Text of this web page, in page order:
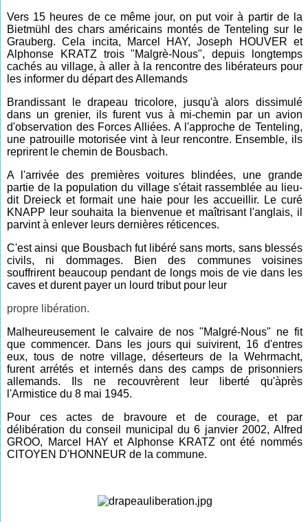
Vers 15 heures de ce même jour, on put voir à partir de la
Bietmühl des chars américains montés de Tenteling sur le
Grauberg. Cela incita, Marcel HAY, Joseph HOUVER et
Alphonse KRATZ trois "Malgrè-Nous", depuis longtemps
cachés au village, à aller à la rencontre des libérateurs pour
les informer du départ des Allemands
Brandissant le drapeau tricolore, jusqu'à alors dissimulé
dans un grenier, ils furent vus à mi-chemin par un avion
d'observation des Forces Alliées. A l'approche de Tenteling,
une patrouille motorisée vint à leur rencontre. Ensemble, ils
reprirent le chemin de Bousbach.
A l'arrivée des premières voitures blindées, une grande
partie de la population du village s'était rassemblée au lieu-
dit Dreieck et formait une haie pour les accueillir. Le curé
KNAPP leur souhaita la bienvenue et maîtrisant l'anglais, il
parvint à enlever leurs dernières réticences.
C'est ainsi que Bousbach fut libéré sans morts, sans blessés
civils, ni dommages. Bien des communes voisines
souffrirent beaucoup pendant de longs mois de vie dans les
caves et durent payer un lourd tribut pour leur
propre libération.
Malheureusement le calvaire de nos "Malgré-Nous" ne fit
que commencer. Dans les jours qui suivirent, 16 d'entres
eux, tous de notre village, déserteurs de la Wehrmacht,
furent arrétés et internés dans des camps de prisonniers
allemands. Ils ne recouvrèrent leur liberté qu'àprès
l'Armistice du 8 mai 1945.
Pour ces actes de bravoure et de courage, et par
délibération du conseil municipal du 6 janvier 2002, Alfred
GROO, Marcel HAY et Alphonse KRATZ ont été nommés
CITOYEN D'HONNEUR de la commune.